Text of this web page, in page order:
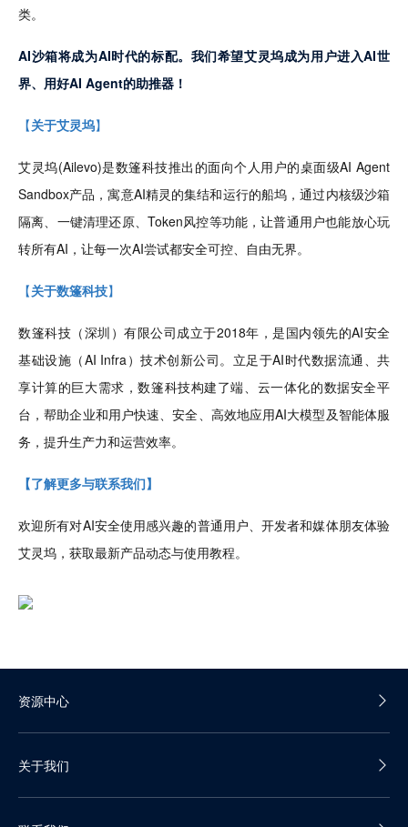
类。
AI沙箱将成为AI时代的标配。我们希望艾灵坞成为用户进入AI世
界、用好AI Agent的助推器！
【关于艾灵坞】
艾灵坞(Ailevo)是数篷科技推出的面向个人用户的桌面级AI Agent
Sandbox产品，寓意AI精灵的集结和运行的船坞，通过内核级沙箱
隔离、一键清理还原、Token风控等功能，让普通用户也能放心玩
转所有AI，让每一次AI尝试都安全可控、自由无界。
【关于数篷科技】
数篷科技（深圳）有限公司成立于2018年，是国内领先的AI安全
基础设施（AI Infra）技术创新公司。立足于AI时代数据流通、共
享计算的巨大需求，数篷科技构建了端、云一体化的数据安全平
台，帮助企业和用户快速、安全、高效地应用AI大模型及智能体服
务，提升生产力和运营效率。
【了解更多与联系我们】
欢迎所有对AI安全使用感兴趣的普通用户、开发者和媒体朋友体验
艾灵坞，获取最新产品动态与使用教程。
资源中心
产品白皮书
关于我们